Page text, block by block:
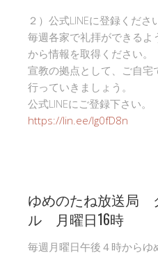
２）公式LINEに登録くださ
毎週各家で礼拝ができるよ
から情報を取得ください。
宣教の拠点として、ご自宅
行っていきましょう。
公式LINEにご登録下さい。
https://lin.ee/Ig0fD8n
ゆめのたね放送局
ル 月曜日16時
毎週月曜日午後４時からゆ